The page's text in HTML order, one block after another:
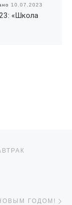
10.07.2023
«Школа
ГОДОМ!